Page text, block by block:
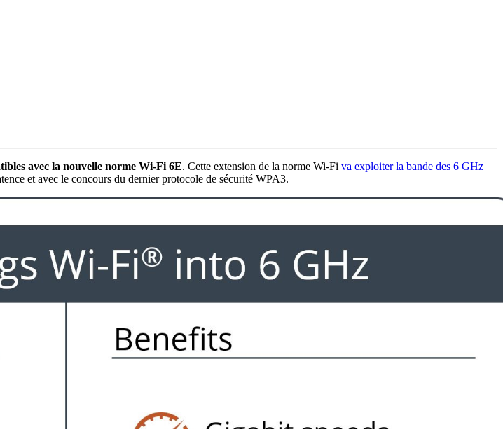
avec la nouvelle norme Wi-Fi 6E. Cette extension de la norme Wi-Fi va exploiter la bande des 6 GHz
et avec le concours du dernier protocole de sécurité WPA3.